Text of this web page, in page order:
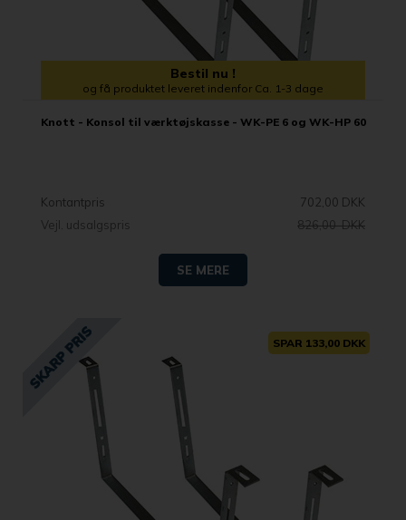
Bestil nu !
og få produktet leveret indenfor Ca. 1-3 dage
Knott - Konsol til værktøjskasse - WK-PE 6 og WK-HP 60
Kontantpris
702,00 DKK
Vejl. udsalgspris
826,00 DKK
SE MERE
SPAR 133,00 DKK